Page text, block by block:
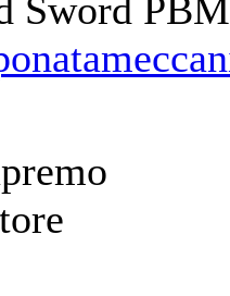
Sword PBM